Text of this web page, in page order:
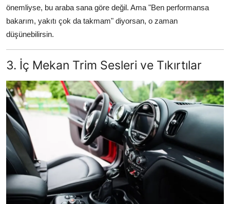
önemliyse, bu araba sana göre değil. Ama "Ben performansa
bakarım, yakıtı çok da takmam" diyorsan, o zaman
düşünebilirsin.
3. İç Mekan Trim Sesleri ve Tıkırtılar